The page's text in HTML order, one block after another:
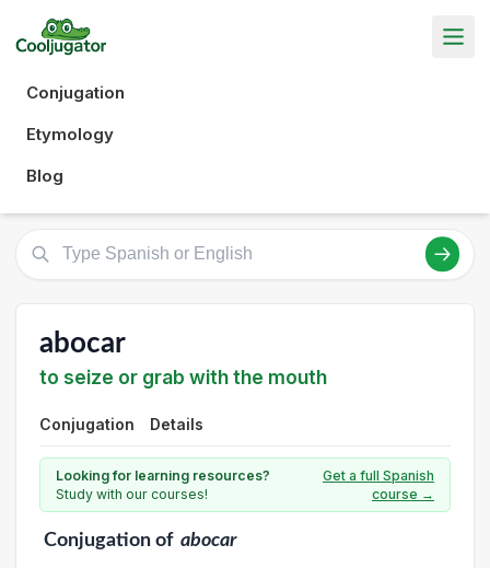
Conjugation
Etymology
Blog
abocar
to seize or grab with the mouth
Conjugation Details
Looking for learning resources?
Study with our courses!
Get a full Spanish
course →
Conjugationof abocar